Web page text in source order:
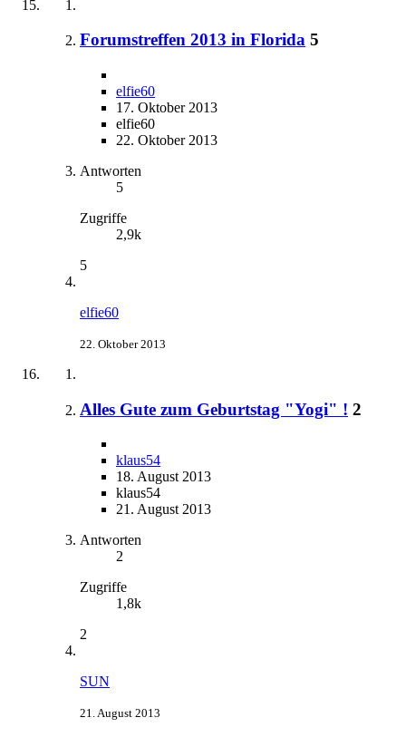
Forumstreffen 2013 in Florida 5
elfie60
17. Oktober 2013
elfie60
22. Oktober 2013
Antworten
5
Zugriffe
2,9k
5
elfie60
22. Oktober 2013
Alles Gute zum Geburtstag "Yogi" ! 2
klaus54
18. August 2013
klaus54
21. August 2013
Antworten
2
Zugriffe
1,8k
2
SUN
21. August 2013